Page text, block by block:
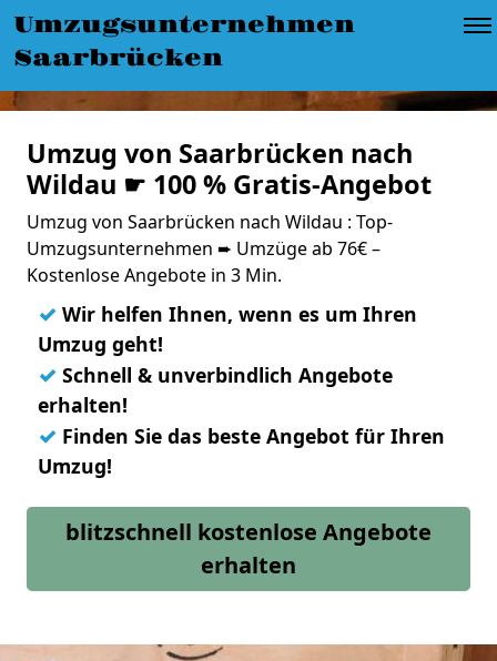
Umzugsunternehmen
Saarbrücken
Umzug von Saarbrücken nach
Wildau ☛ 100 % Gratis-Angebot
Umzug von Saarbrücken nach Wildau : Top-
Umzugsunternehmen ➨ Umzüge ab 76€ –
Kostenlose Angebote in 3 Min.
✓ Wir helfen Ihnen, wenn es um Ihren
Umzug geht!
✓ Schnell & unverbindlich Angebote
erhalten!
✓ Finden Sie das beste Angebot für Ihren
Umzug!
blitzschnell kostenlose Angebote
erhalten